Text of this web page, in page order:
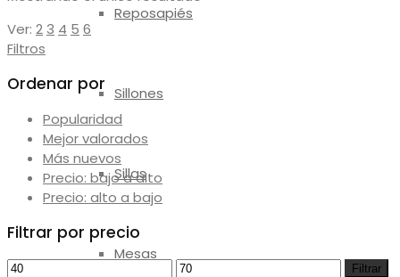
Reposapiés
Sillones
Sillas
Mesas
Ver: 2 3 4 5 6
Filtros
Ordenar por
Popularidad
Mejor valorados
Más nuevos
Precio: bajo a alto
Precio: alto a bajo
Filtrar por precio
Precio
Precio
Filtrar